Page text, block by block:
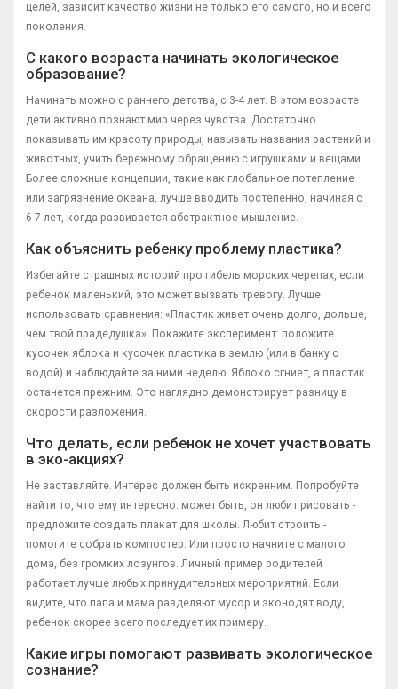
целей, зависит качество жизни не только его самого, но и всего
поколения.
С какого возраста начинать экологическое
образование?
Начинать можно с раннего детства, с 3-4 лет. В этом возрасте
дети активно познают мир через чувства. Достаточно
показывать им красоту природы, называть названия растений и
животных, учить бережному обращению с игрушками и вещами.
Более сложные концепции, такие как глобальное потепление
или загрязнение океана, лучше вводить постепенно, начиная с
6-7 лет, когда развивается абстрактное мышление.
Как объяснить ребенку проблему пластика?
Избегайте страшных историй про гибель морских черепах, если
ребенок маленький, это может вызвать тревогу. Лучше
использовать сравнения: «Пластик живет очень долго, дольше,
чем твой прадедушка». Покажите эксперимент: положите
кусочек яблока и кусочек пластика в землю (или в банку с
водой) и наблюдайте за ними неделю. Яблоко сгниет, а пластик
останется прежним. Это наглядно демонстрирует разницу в
скорости разложения.
Что делать, если ребенок не хочет участвовать
в эко-акциях?
Не заставляйте. Интерес должен быть искренним. Попробуйте
найти то, что ему интересно: может быть, он любит рисовать -
предложите создать плакат для школы. Любит строить -
помогите собрать компостер. Или просто начните с малого
дома, без громких лозунгов. Личный пример родителей
работает лучше любых принудительных мероприятий. Если
видите, что папа и мама разделяют мусор и эконодят воду,
ребенок скорее всего последует их примеру.
Какие игры помогают развивать экологическое
сознание?